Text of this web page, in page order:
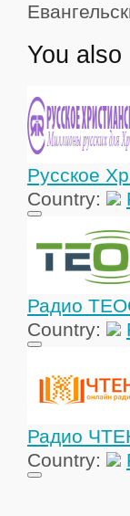
You also
Русское
Country:
Радио
Country:
Радио
Country: